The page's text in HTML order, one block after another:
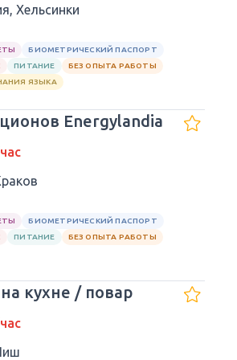
Хельсинки
БИОМЕТРИЧЕСКИЙ ПАСПОРТ
ПИТАНИЕ
БЕЗ ОПЫТА РАБОТЫ
ЯЗЫКА
Energylandia
БИОМЕТРИЧЕСКИЙ ПАСПОРТ
ПИТАНИЕ
БЕЗ ОПЫТА РАБОТЫ
кухне / повар